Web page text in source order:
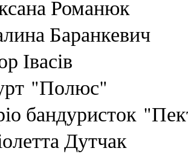
Романюк
Баранкевич
Івасів
"Полюс"
бандуристок
Дутчак